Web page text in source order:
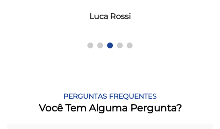
Luca Rossi
PERGUNTAS FREQUENTES
Você Tem Alguma Pergunta?